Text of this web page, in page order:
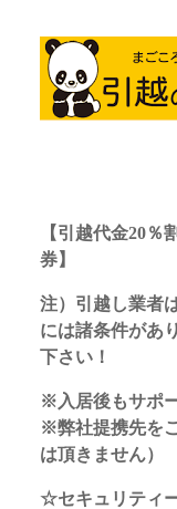
【引越代金20
券】
注）引越し業者
には諸条件があ
下さい！
※入居後もサポ
※弊社提携先を
は頂きません）
☆セキュリティ